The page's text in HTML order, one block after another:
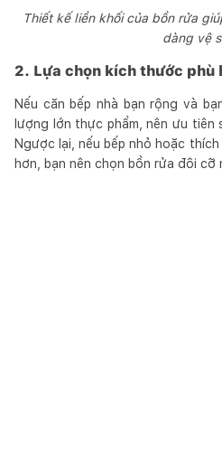
Thiết kế liền khối của bồn rửa
dàng vệ
2. Lựa chọn kích thước phù
Nếu căn bếp nhà bạn rộng và
lượng lớn thực phẩm, nên ưu tiên
Ngược lại, nếu bếp nhỏ hoặc
hơn, bạn nên chọn bồn rửa đôi cỡ